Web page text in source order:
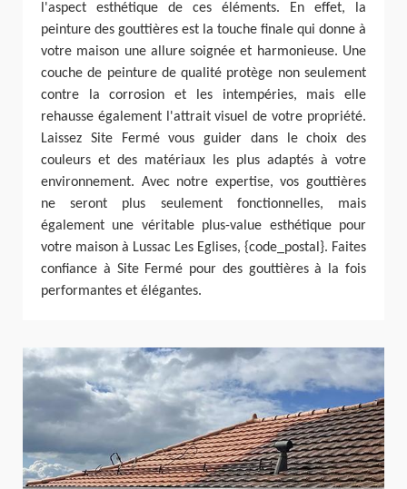
l'aspect esthétique de ces éléments. En effet, la
peinture des gouttières est la touche finale qui donne à
votre maison une allure soignée et harmonieuse. Une
couche de peinture de qualité protège non seulement
contre la corrosion et les intempéries, mais elle
rehausse également l'attrait visuel de votre propriété.
Laissez Site Fermé vous guider dans le choix des
couleurs et des matériaux les plus adaptés à votre
environnement. Avec notre expertise, vos gouttières
ne seront plus seulement fonctionnelles, mais
également une véritable plus-value esthétique pour
votre maison à Lussac Les Eglises, {code_postal}. Faites
confiance à Site Fermé pour des gouttières à la fois
performantes et élégantes.